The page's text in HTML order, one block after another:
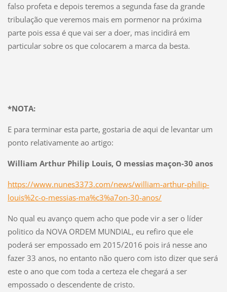
falso profeta e depois teremos a segunda fase da grande
tribulação que veremos mais em pormenor na próxima
parte pois essa é que vai ser a doer, mas incidirá em
particular sobre os que colocarem a marca da besta.
*NOTA:
E para terminar esta parte, gostaria de aqui de levantar um
ponto relativamente ao artigo:
William Arthur Philip Louis, O messias maçon-30 anos
https://www.nunes3373.com/news/william-arthur-philip-
louis%2c-o-messias-ma%c3%a7on-30-anos/
No qual eu avanço quem acho que pode vir a ser o líder
politico da NOVA ORDEM MUNDIAL, eu refiro que ele
poderá ser empossado em 2015/2016 pois irá nesse ano
fazer 33 anos, no entanto não quero com isto dizer que será
este o ano que com toda a certeza ele chegará a ser
empossado o descendente de cristo.